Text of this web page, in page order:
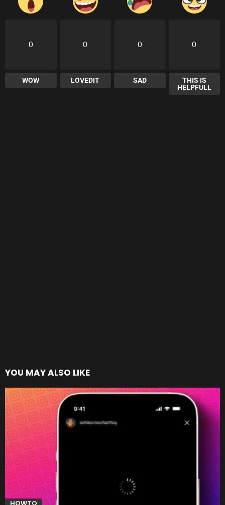
0
WOW
0
LOVEDIT
0
SAD
0
THIS IS
HELPFULL
YOU MAY ALSO LIKE